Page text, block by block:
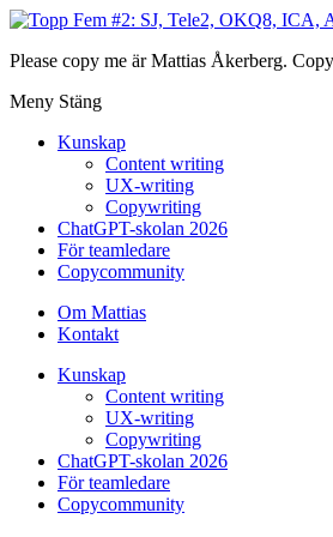
Please copy me är Mattias Åkerberg.
Meny Stäng
Kunskap
Content writing
UX-writing
Copywriting
ChatGPT-skolan 2026
För teamledare
Copycommunity
Om Mattias
Kontakt
Kunskap
Content writing
UX-writing
Copywriting
ChatGPT-skolan 2026
För teamledare
Copycommunity